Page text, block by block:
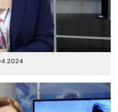
gündemini izleyici ile